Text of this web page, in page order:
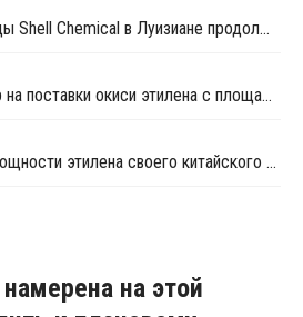
Нефтехимические заводы Shell Chemical в Луизиане продолжают работать перед ураганом "Зета"
Dow сняла форс-мажор на поставки окиси этилена с площадке в Луизиане
Shell и CNOOC удвоят мощности этилена своего китайского СП
на этой